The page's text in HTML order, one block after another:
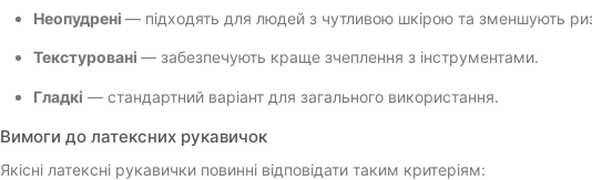
Неопудрені — підходять для людей з чутливою шкірою та зменшують
Текстуровані — забезпечують краще зчеплення з інструментами.
Гладкі — стандартний варіант для загального використання.
Вимоги до латексних рукавичок
Якісні латексні рукавички повинні відповідати таким критеріям: